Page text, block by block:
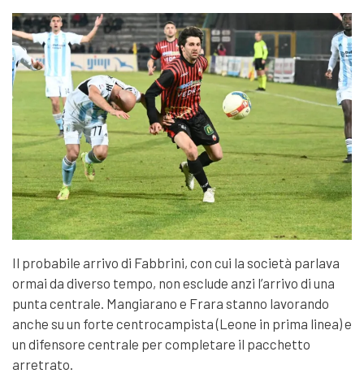
Il probabile arrivo di Fabbrini, con cui la società parlava
ormai da diverso tempo, non esclude anzi l’arrivo di una
punta centrale. Mangiarano e Frara stanno lavorando
anche su un forte centrocampista (Leone in prima linea) e
un difensore centrale per completare il pacchetto
arretrato.